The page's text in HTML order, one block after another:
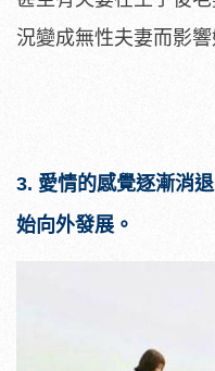
況變成無性夫妻而影響
3. 愛情的感覺逐漸消
始向外發展。